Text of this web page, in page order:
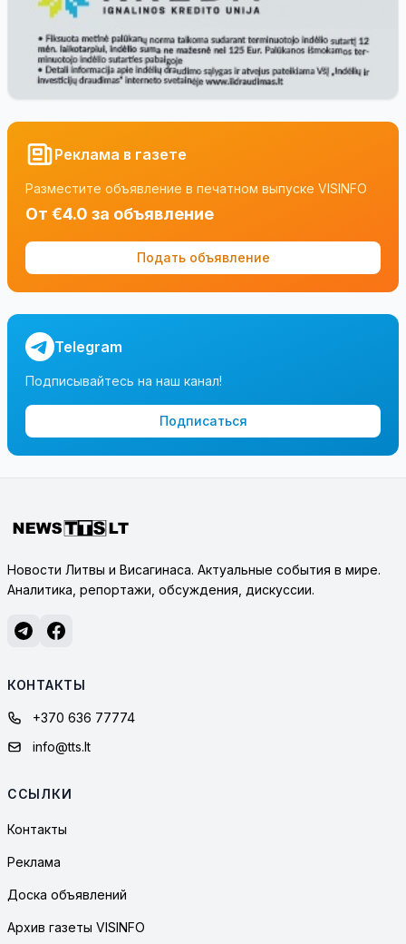
Реклама в газете
Разместите объявление в печатном выпуске VISINFO
От €4.0 за объявление
Подать объявление
Telegram
Подписывайтесь на наш канал!
Подписаться
Новости Литвы и Висагинаса. Актуальные события в мире.
Аналитика, репортажи, обсуждения, дискуссии.
КОНТАКТЫ
+370 636 77774
info@tts.lt
ССЫЛКИ
Контакты
Реклама
Доска объявлений
Архив газеты VISINFO